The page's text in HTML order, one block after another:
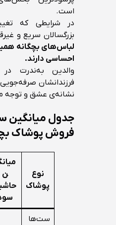
است.
در شرایطی که
بزرگسالان سریع و
لباس‌های بچگانه
احساسی دارند.
والدین به‌ندرت
فرزندانشان
نشانه‌ی عشق و توجه
جدول میانگین
فروش پوشاک
نوع
پوشاک
ن
ست‌ها